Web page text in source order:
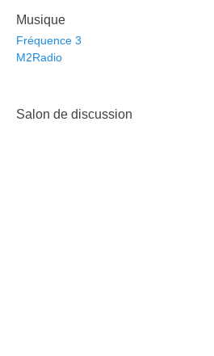
Musique
Fréquence 3
M2Radio
Salon de discussion